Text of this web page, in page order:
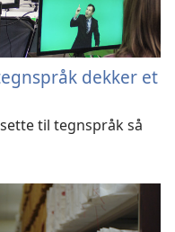
dekker et
til tegnspråk så